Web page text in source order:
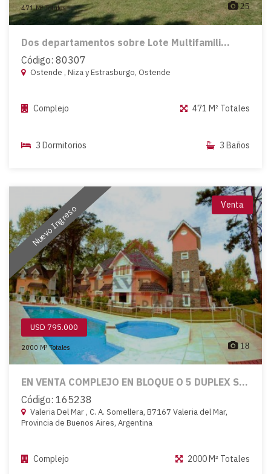
471 M² Totales 25
Dos departamentos sobre Lote Multifamili...
Código: 80307
Ostende , Niza y Estrasburgo, Ostende
Complejo 471 M² Totales
3 Dormitorios 3 Baños
Nuevo Ingreso Venta
USD 795.000
2000 M² Totales 18
EN VENTA COMPLEJO EN BLOQUE O 5 DUPLEX S...
Código: 165238
Valeria Del Mar , C. A. Somellera, B7167 Valeria del Mar,
Provincia de Buenos Aires, Argentina
Complejo 2000 M² Totales